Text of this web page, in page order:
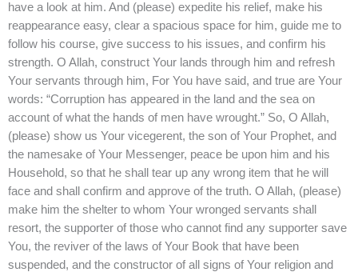
have a look at him. And (please) expedite his relief, make his
reappearance easy, clear a spacious space for him, guide me to
follow his course, give success to his issues, and confirm his
strength. O Allah, construct Your lands through him and refresh
Your servants through him, For You have said, and true are Your
words: “Corruption has appeared in the land and the sea on
account of what the hands of men have wrought.” So, O Allah,
(please) show us Your vicegerent, the son of Your Prophet, and
the namesake of Your Messenger, peace be upon him and his
Household, so that he shall tear up any wrong item that he will
face and shall confirm and approve of the truth. O Allah, (please)
make him the shelter to whom Your wronged servants shall
resort, the supporter of those who cannot find any supporter save
You, the reviver of the laws of Your Book that have been
suspended, and the constructor of all signs of Your religion and